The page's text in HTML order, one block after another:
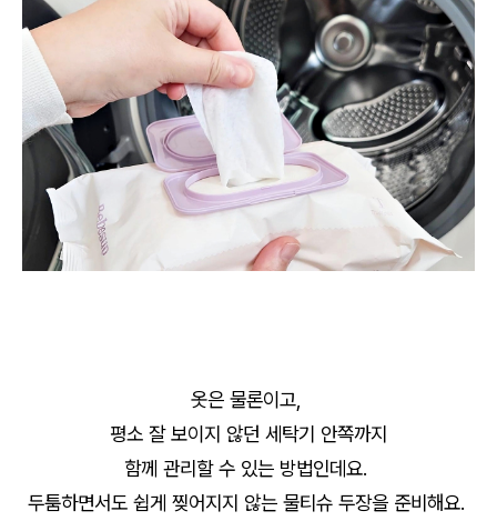
옷은 물론이고,
평소 잘 보이지 않던 세탁기 안쪽까지
함께 관리할 수 있는 방법인데요.
두툼하면서도 쉽게 찢어지지 않는 물티슈 두장을 준비해요.